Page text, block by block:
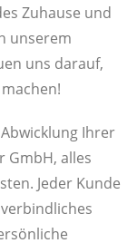
Zuhause und
unserem
uns darauf,
Ihrer
GmbH, alles
Jeder Kunde